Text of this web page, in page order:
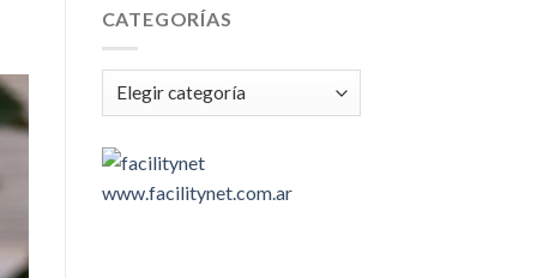
CATEGORÍAS
Categorías
www.facilitynet.com.ar